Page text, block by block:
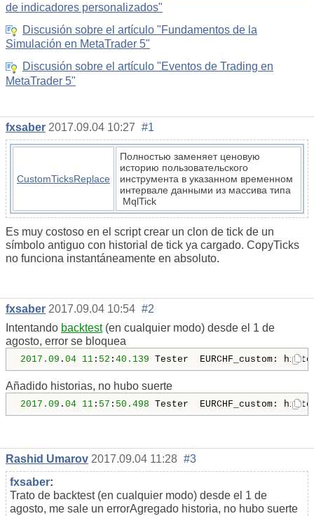
de indicadores personalizados"
Discusión sobre el artículo "Fundamentos de la
Simulación en MetaTrader 5"
Discusión sobre el artículo "Eventos de Trading en
MetaTrader 5"
fxsaber 2017.09.04 10:27 #1
CustomTicksReplace
Полностью заменяет ценовую
историю пользовательского
инструмента в указанном временном
интервале данными из массива типа
MqlTick
Es muy costoso en el script crear un clon de tick de un
símbolo antiguo con historial de tick ya cargado. CopyTicks
no funciona instantáneamente en absoluto.
fxsaber 2017.09.04 10:54 #2
Intentando backtest(en cualquier modo) desde el 1 de
agosto, error se bloquea
2017.09 . 04 11 : 52 : 40.139 Tester  EURCHF_custom:
Añadido historias, no hubo suerte
2017.09 . 04 11 : 57 : 50.498 Tester  EURCHF_custom:
Rashid Umarov 2017.09.04 11:28 #3
fxsaber:
Trato de backtest (en cualquier modo) desde el 1 de
agosto, me sale un errorAgregado historia, no hubo suerte